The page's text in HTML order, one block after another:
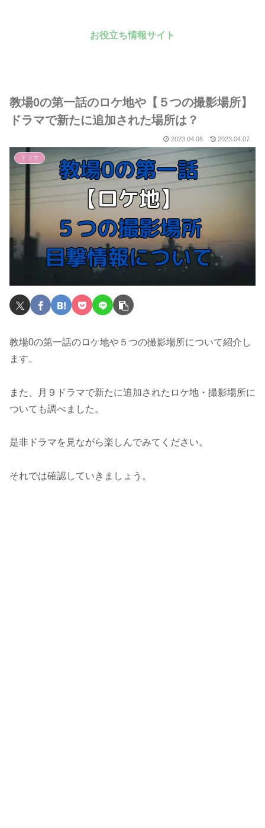
お役立ち情報サイト
教場0の第一話のロケ地や【５つの撮影場所】
ドラマで新たに追加された場所は？
2023.04.06 2023.04.07
ドラマ
教場0の第一話のロケ地や５つの撮影場所について紹介し
ます。
また、月９ドラマで新たに追加されたロケ地・撮影場所に
ついても調べました。
是非ドラマを見ながら楽しんでみてください。
それでは確認していきましょう。